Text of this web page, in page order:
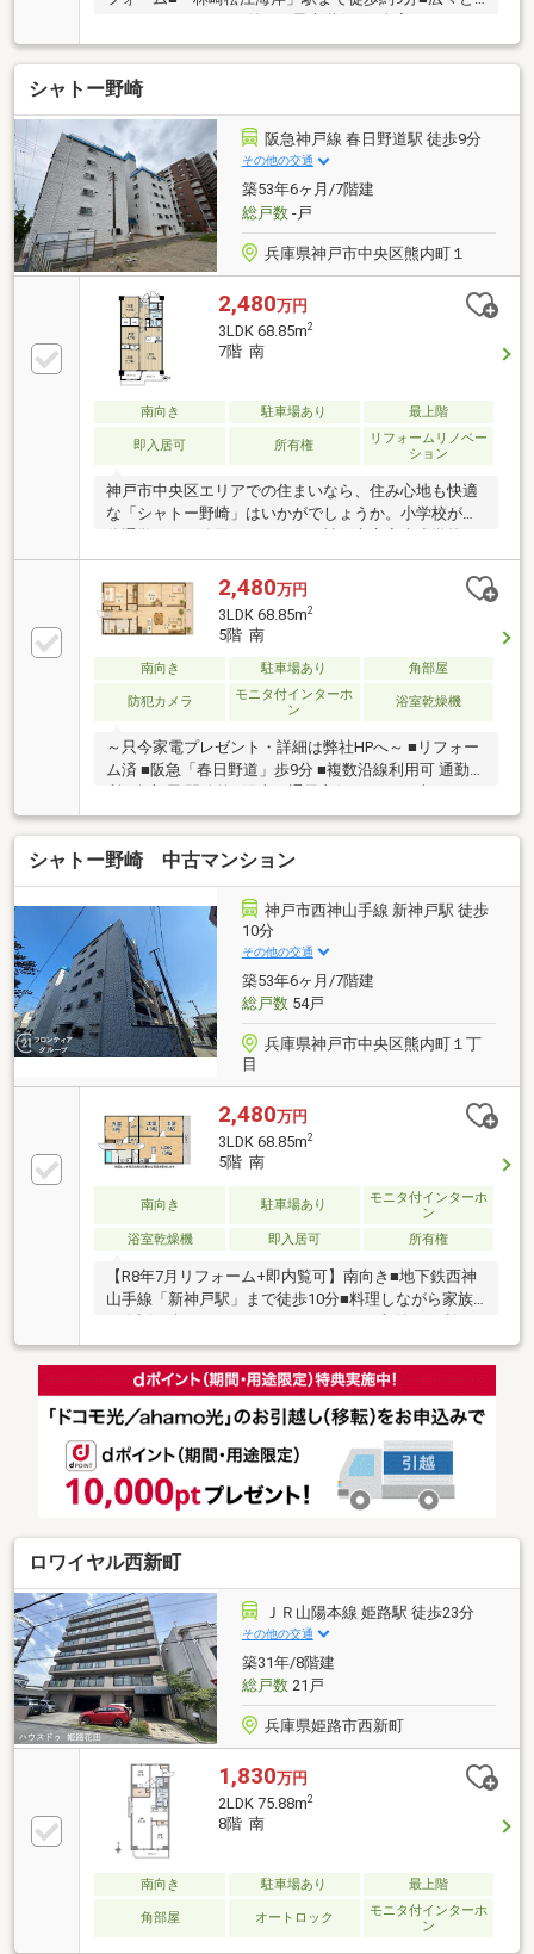
ングで全居室に収納スペースを完備
シャトー野崎
阪急神戸線 春日野道駅 徒歩9分
その他の交通
築53年6ヶ月/7階建
総戸数-戸
兵庫県神戸市中央区熊内町１
2,480万円
3LDK 68.85m2
7階 南
南向き 駐車場あり 最上階
即入居可 所有権
リフォームリノベー
ション
神戸市中央区エリアでの住まいなら、住み心地も快適
な「シャトー野崎」はいかがでしょうか。小学校が十
分通学できる範囲にあります。神戸市立宮本小学校が
徒歩14分です。南向きの物件です。住まい探しで大切
なこ
2,480万円
3LDK 68.85m2
5階 南
南向き 駐車場あり 角部屋
防犯カメラ
モニタ付インターホ
ン
浴室乾燥機
～只今家電プレゼント・詳細は弊社HPへ～ ■リフォー
ム済 ■阪急「春日野道」歩9分 ■複数沿線利用可 通勤便
5階部分
シャトー野崎 中古マンション
神戸市西神山手線 新神戸駅 徒歩
10分
その他の交通
築53年6ヶ月/7階建
総戸数54戸
兵庫県神戸市中央区熊内町１丁
目
2,480万円
3LDK 68.85m2
5階 南
南向き 駐車場あり
モニタ付インターホ
ン
浴室乾燥機
即入居可 所有権
【R8年7月リフォーム+即内覧可】南向き■地下鉄西神
山手線「新神戸駅」まで徒歩10分■料理しながら家族
ウォークインクローゼット付きの3LDK
ロワイヤル西新町
ＪＲ山陽本線 姫路駅 徒歩23分
その他の交通
築31年/8階建
総戸数21戸
兵庫県姫路市西新町
1,830万円
2LDK 75.88m2
8階 南
南向き 駐車場あり 最上階
角部屋 オートロック
モニタ付インターホ
ン